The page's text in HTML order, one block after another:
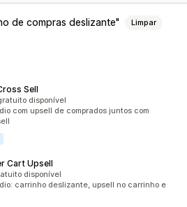
de compras deslizante Limpar
Sell
disponível
com upsell de comprados juntos com
Cart Upsell
disponível
carrinho deslizante, upsell no carrinho e